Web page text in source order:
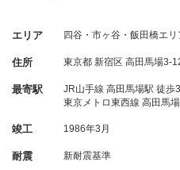
エリア 四谷・市ヶ谷・飯田橋エリ
住所 東京都 新宿区 高田馬場3-
最寄駅
JR山手線 高田馬場駅 徒歩
東京メトロ東西線 高田馬
竣工 1986年3月
耐震 新耐震基準